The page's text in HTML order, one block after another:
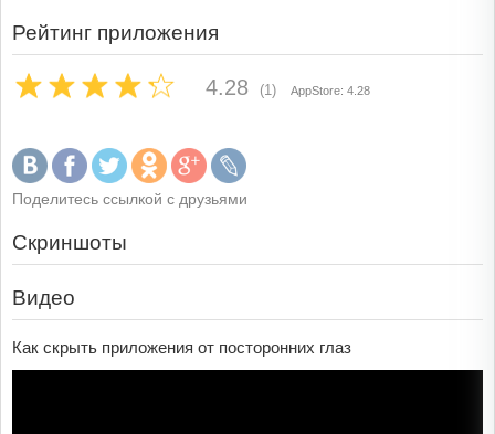
Рейтинг приложения
4.28 (1) AppStore: 4.28
Поделитесь ссылкой с друзьями
Скриншоты
Видео
Как скрыть приложения от посторонних глаз